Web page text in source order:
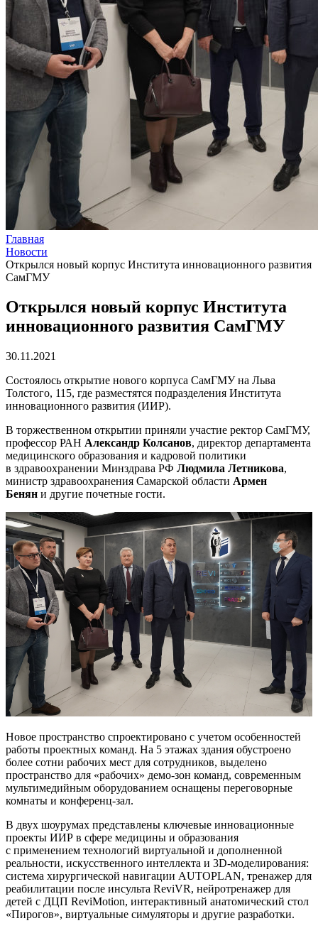
Главная
Новости
Открылся новый корпус Института инновационного развития
СамГМУ
Открылся новый корпус Института
инновационного развития СамГМУ
30.11.2021
Состоялось открытие нового корпуса СамГМУ на Льва
Толстого, 115, где разместятся подразделения Института
инновационного развития (ИИР).
В торжественном открытии приняли участие ректор СамГМУ,
профессор РАН Александр Колсанов, директор департамента
медицинского образования и кадровой политики
в здравоохранении Минздрава РФ Людмила Летникова,
министр здравоохранения Самарской области Армен
Бенян и другие почетные гости.
Новое пространство спроектировано с учетом особенностей
работы проектных команд. На 5 этажах здания обустроено
более сотни рабочих мест для сотрудников, выделено
пространство для «рабочих» демо-зон команд, современным
мультимедийным оборудованием оснащены переговорные
комнаты и конференц-зал.
В двух шоурумах представлены ключевые инновационные
проекты ИИР в сфере медицины и образования
с применением технологий виртуальной и дополненной
реальности, искусственного интеллекта и 3D-моделирования:
система хирургической навигации AUTOPLAN, тренажер для
реабилитации после инсульта ReviVR, нейротренажер для
детей с ДЦП ReviMotion, интерактивный анатомический стол
«Пирогов», виртуальные симуляторы и другие разработки.